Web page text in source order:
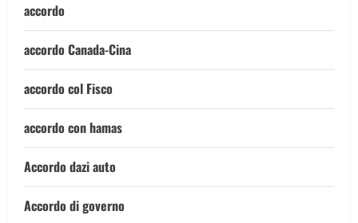
accordo
accordo Canada-Cina
accordo col Fisco
accordo con hamas
Accordo dazi auto
Accordo di governo